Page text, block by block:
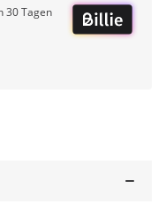
30 Tagen